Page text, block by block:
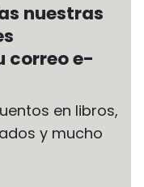
nuestras
correo e-
en libros,
y mucho